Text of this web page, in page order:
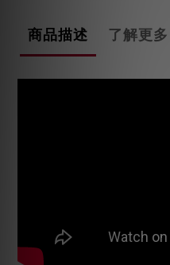
商品描述 了解更多